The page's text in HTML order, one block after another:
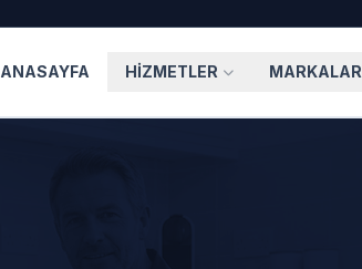
ANASAYFA HIZMETLER MARKALAR